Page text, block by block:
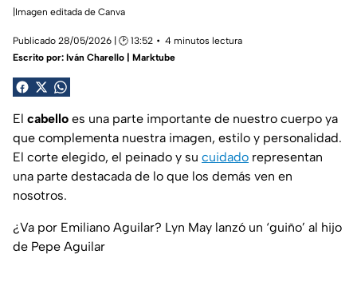
|Imagen editada de Canva
Publicado 28/05/2026 | 🕑 13:52
4 minutos lectura
Escrito por: Iván Charello | Marktube
El cabello es una parte importante de nuestro cuerpo ya
que complementa nuestra imagen, estilo y personalidad.
El corte elegido, el peinado y su cuidado representan
una parte destacada de lo que los demás ven en
nosotros.
¿Va por Emiliano Aguilar? Lyn May lanzó un ‘guiño’ al hijo
de Pepe Aguilar